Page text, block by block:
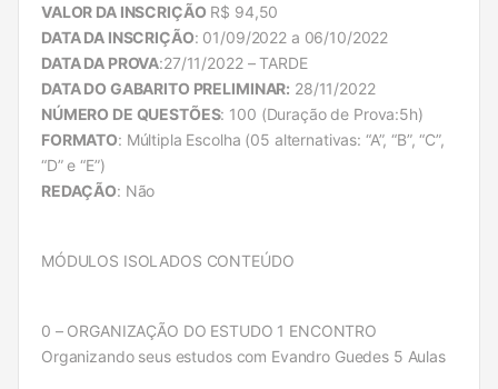
VALOR DA INSCRIÇÃO R$ 94,50
DATA DA INSCRIÇÃO: 01/09/2022 a 06/10/2022
DATA DA PROVA:27/11/2022 – TARDE
DATA DO GABARITO PRELIMINAR: 28/11/2022
NÚMERO DE QUESTÕES: 100 (Duração de Prova:5h)
FORMATO: Múltipla Escolha (05 alternativas: “A”, “B”, “C”,
“D” e “E”)
REDAÇÃO: Não
MÓDULOS ISOLADOS CONTEÚDO
0 – ORGANIZAÇÃO DO ESTUDO 1 ENCONTRO
Organizando seus estudos com Evandro Guedes 5 Aulas